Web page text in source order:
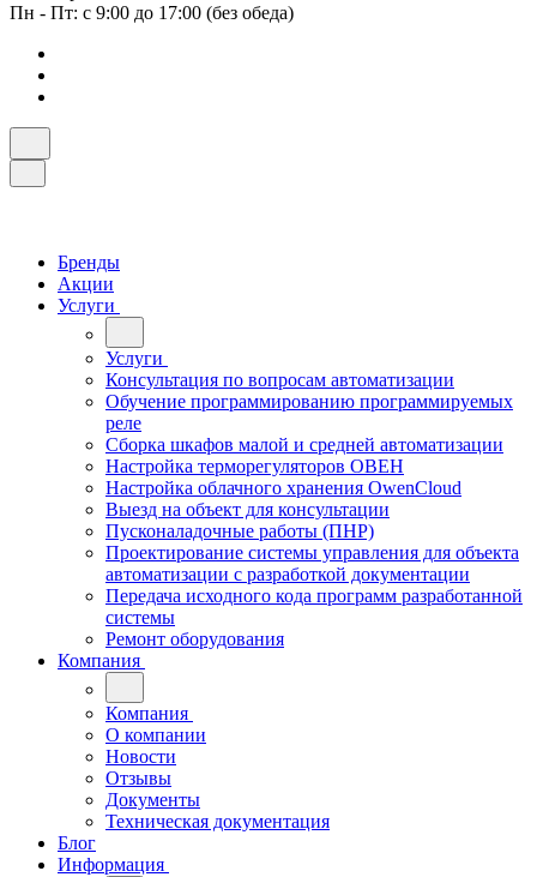
Пн - Пт: с 9:00 до 17:00 (без обеда)
Бренды
Акции
Услуги
Услуги
Консультация по вопросам автоматизации
Обучение программированию программируемых
реле
Сборка шкафов малой и средней автоматизации
Настройка терморегуляторов ОВЕН
Настройка облачного хранения OwenCloud
Выезд на объект для консультации
Пусконаладочные работы (ПНР)
Проектирование системы управления для объекта
автоматизации с разработкой документации
Передача исходного кода программ разработанной
системы
Ремонт оборудования
Компания
Компания
О компании
Новости
Отзывы
Документы
Техническая документация
Блог
Информация